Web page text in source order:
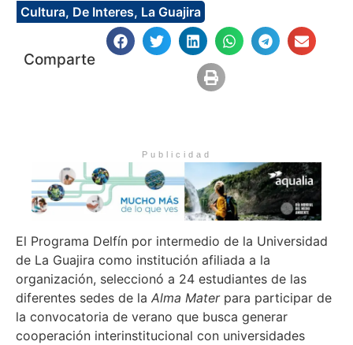
Cultura, De Interes, La Guajira
Comparte
Publicidad
El Programa Delfín por intermedio de la Universidad
de La Guajira como institución afiliada a la
organización, seleccionó a 24 estudiantes de las
diferentes sedes de la Alma Materpara participar de
la convocatoria de verano que busca generar
cooperación interinstitucional con universidades